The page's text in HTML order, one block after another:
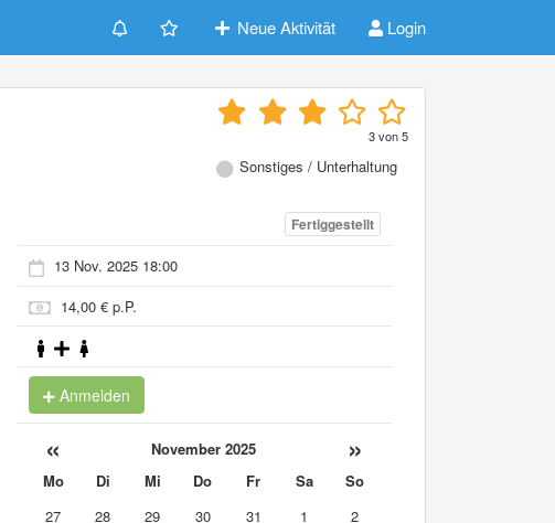
Neue Aktivität Login
3von5
Sonstiges / Unterhaltung
Fertiggestellt
13 Nov. 2025 18:00
14,00 € p.P.
Anmelden
« November 2025 »
Mo Di Mi Do Fr Sa
So
27
28 29 30 31 1
2